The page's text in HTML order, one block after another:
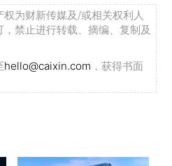
为财新传媒及/或相关权利人
禁止进行转载、摘编、复制及
hello@caixin.com ，获得书面